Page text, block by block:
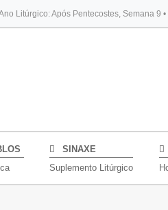
Litúrgico: Após Pentecostes, Semana 9 •
SINAXE
Suplemento Litúrgico